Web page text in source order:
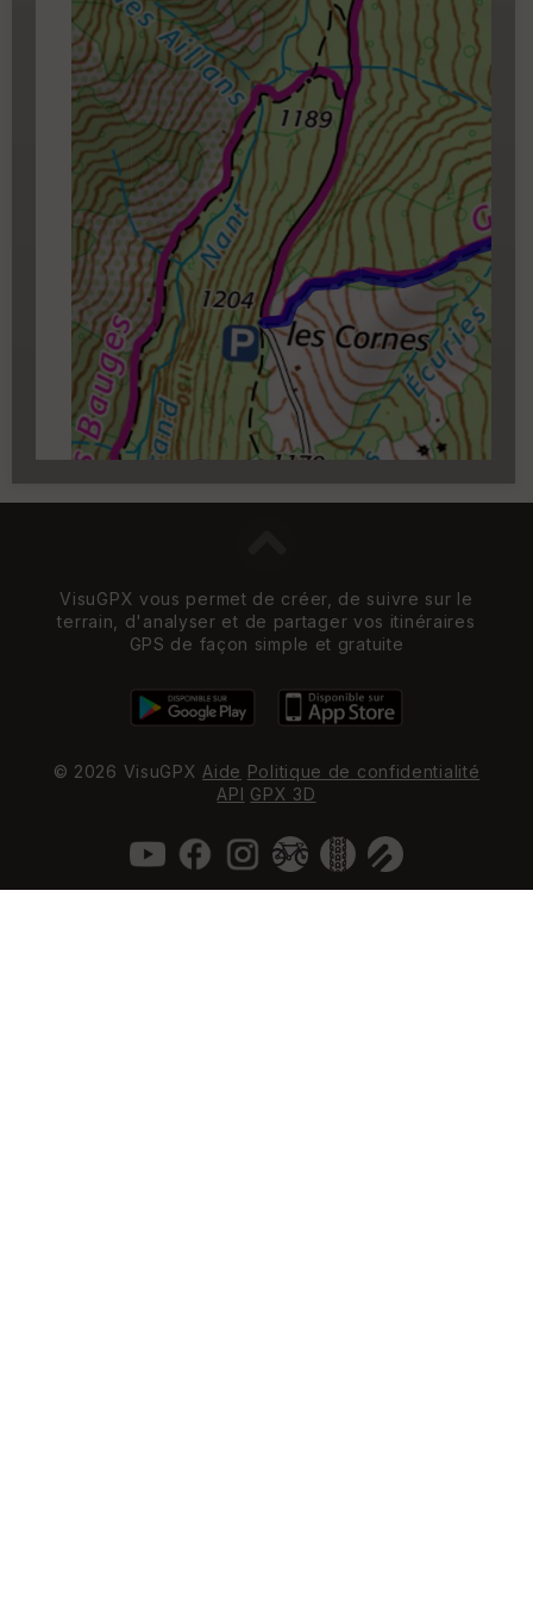
zoom 14)
VisuGPX vous permet de créer, de suivre sur le
terrain, d'analyser et de partager vos itinéraires
GPS de façon simple et gratuite
© 2026 VisuGPX Aide Politique de confidentialité
API GPX 3D